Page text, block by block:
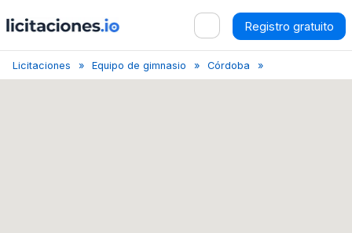
Registro gratuito
Licitaciones Equipo de gimnasio Córdoba